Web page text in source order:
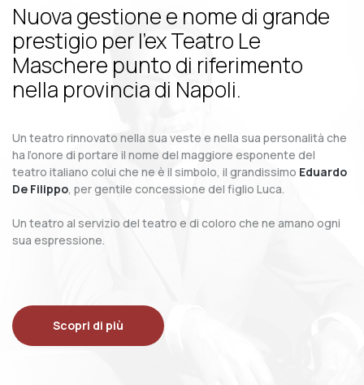
Nuova gestione e nome di grande
prestigio per l’ex Teatro Le
Maschere punto di riferimento
nella provincia di Napoli.
Un teatro rinnovato nella sua veste e nella sua personalità che
ha l’onore di portare il nome del maggiore esponente del
teatro italiano colui che ne è il simbolo, il grandissimo Eduardo
De Filippo, per gentile concessione del figlio Luca.
Un teatro al servizio del teatro e di coloro che ne amano ogni
sua espressione.
Scopri di più